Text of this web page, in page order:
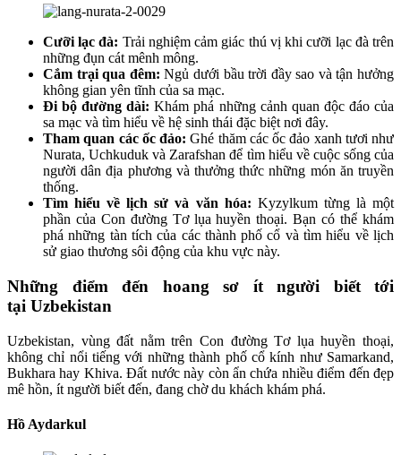
Cưỡi lạc đà: Trải nghiệm cảm giác thú vị khi cưỡi lạc đà trên
những đụn cát mênh mông.
Cắm trại qua đêm: Ngủ dưới bầu trời đầy sao và tận hưởng
không gian yên tĩnh của sa mạc.
Đi bộ đường dài: Khám phá những cảnh quan độc đáo của
sa mạc và tìm hiểu về hệ sinh thái đặc biệt nơi đây.
Tham quan các ốc đảo: Ghé thăm các ốc đảo xanh tươi như
Nurata, Uchkuduk và Zarafshan để tìm hiểu về cuộc sống của
người dân địa phương và thưởng thức những món ăn truyền
thống.
Tìm hiểu về lịch sử và văn hóa: Kyzylkum từng là một
phần của Con đường Tơ lụa huyền thoại. Bạn có thể khám
phá những tàn tích của các thành phố cổ và tìm hiểu về lịch
sử giao thương sôi động của khu vực này.
Những điểm đến hoang sơ ít người biết tới
tại Uzbekistan
Uzbekistan, vùng đất nằm trên Con đường Tơ lụa huyền thoại,
không chỉ nổi tiếng với những thành phố cổ kính như Samarkand,
Bukhara hay Khiva. Đất nước này còn ẩn chứa nhiều điểm đến đẹp
mê hồn, ít người biết đến, đang chờ du khách khám phá.
Hồ Aydarkul